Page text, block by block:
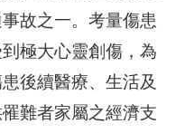
故之一。考量傷患
極大心靈創傷，為
後續醫療、生活及
難者家屬之經濟支